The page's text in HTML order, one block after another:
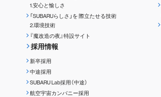
1.安心と愉しさ
「SUBARUらしさ」を 際立たせる技術
2.環境技術
『魔改造の夜』特設サイト
採用情報
新卒採用
中途採用
SUBARU Lab採用（中途）
航空宇宙カンパニー採用